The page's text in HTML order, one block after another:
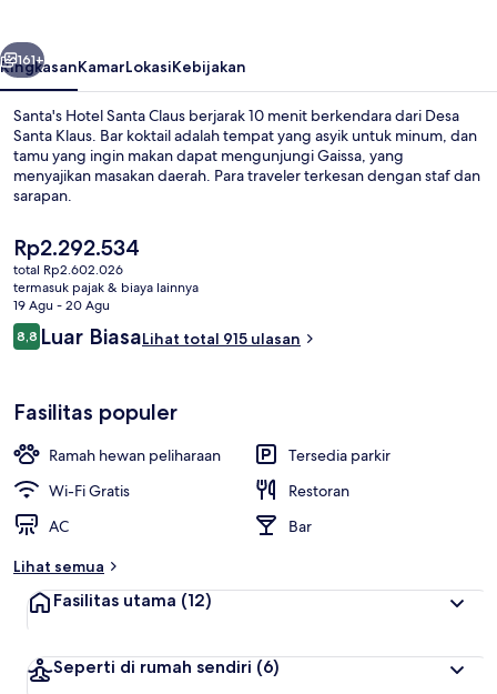
Berikutnya
161+
RingkasanKamarLokasiKebijakan
Santa's Hotel Santa Claus berjarak 10 menit berkendara dari Desa
Santa Klaus. Bar koktail adalah tempat yang asyik untuk minum, dan
tamu yang ingin makan dapat mengunjungi Gaissa, yang
menyajikan masakan daerah. Para traveler terkesan dengan staf dan
sarapan.
Harga
saat
ini
Rp2.292.534
Rp2.292.534
total Rp2.602.026
termasuk pajak & biaya lainnya
19 Agu - 20 Agu
Ulasan
8,88,8 dari 10
Luar BiasaLihat total 915 ulasan
Fasilitas populer
Ramah hewan peliharaan
Tersedia parkir
Wi-Fi Gratis
Restoran
AC
Bar
Lihat semua
Fasilitas utama (12)
Seperti di rumah sendiri (6)